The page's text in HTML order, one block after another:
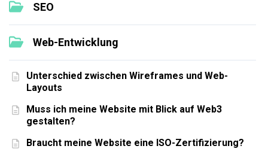
SEO
Web-Entwicklung
Unterschied zwischen Wireframes und Web-
Layouts
Muss ich meine Website mit Blick auf Web3
gestalten?
Braucht meine Website eine ISO-Zertifizierung?